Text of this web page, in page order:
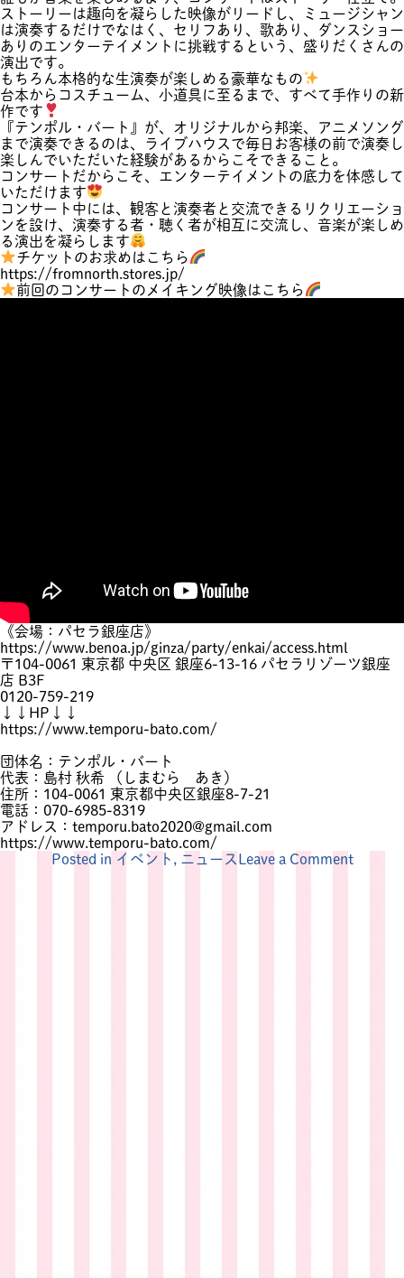
ストーリーは趣向を凝らした映像がリードし、ミュージシャン
は演奏するだけでなはく、セリフあり、歌あり、ダンスショー
ありのエンターテイメントに挑戦するという、盛りだくさんの
演出です。
もちろん本格的な生演奏が楽しめる豪華なもの
台本からコスチューム、小道具に至るまで、すべて手作りの新
作です
『テンポル・バート』が、オリジナルから邦楽、アニメソング
まで演奏できるのは、ライブハウスで毎日お客様の前で演奏し
楽しんでいただいた経験があるからこそできること。
コンサートだからこそ、エンターテイメントの底力を体感して
いただけます
コンサート中には、観客と演奏者と交流できるリクリエーショ
ンを設け、演奏する者・聴く者が相互に交流し、音楽が楽しめ
る演出を凝らします
チケットのお求めはこちら
https://fromnorth.stores.jp/
前回のコンサートのメイキング映像はこちら
《会場：パセラ銀座店》
https://www.benoa.jp/ginza/party/enkai/access.html
〒104-0061 東京都 中央区 銀座6-13-16 パセラリゾーツ銀座
店 B3F
0120-759-219
↓↓HP↓↓
https://www.temporu-bato.com/
団体名：テンポル・バート
代表：島村 秋希 （しまむら あき）
住所：104-0061 東京都中央区銀座8-7-21
電話：070-6985-8319
アドレス：temporu.bato2020@gmail.com
https://www.temporu-bato.com/
Posted in イベント , ニュース Leave a Commenton